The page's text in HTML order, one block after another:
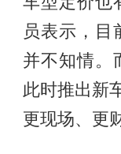
员表示，目
并不知情。
此时推出新
更现场、更